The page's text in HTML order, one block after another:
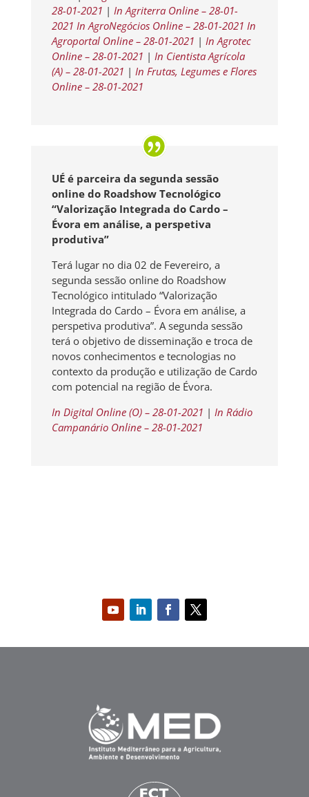
28-01-2021 | In Agriterra Online – 28-01-
2021 In AgroNegócios Online – 28-01-2021 In
Agroportal Online – 28-01-2021 | In Agrotec
Online – 28-01-2021 | In Cientista Agrícola
(A) – 28-01-2021 | In Frutas, Legumes e Flores
Online – 28-01-2021
UÉ é parceira da segunda sessão
online do Roadshow Tecnológico
“Valorização Integrada do Cardo –
Évora em análise, a perspetiva
produtiva”
Terá lugar no dia 02 de Fevereiro, a
segunda sessão online do Roadshow
Tecnológico intitulado “Valorização
Integrada do Cardo – Évora em análise, a
perspetiva produtiva”. A segunda sessão
terá o objetivo de disseminação e troca de
novos conhecimentos e tecnologias no
contexto da produção e utilização de Cardo
com potencial na região de Évora.
In Digital Online (O) – 28-01-2021 | In Rádio
Campanário Online – 28-01-2021